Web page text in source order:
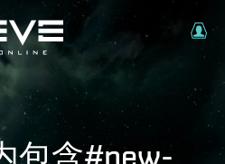
包含#new-